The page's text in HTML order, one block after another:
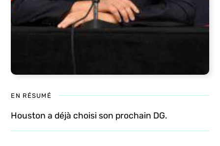
EN RÉSUMÉ
Houston a déjà choisi son prochain DG.